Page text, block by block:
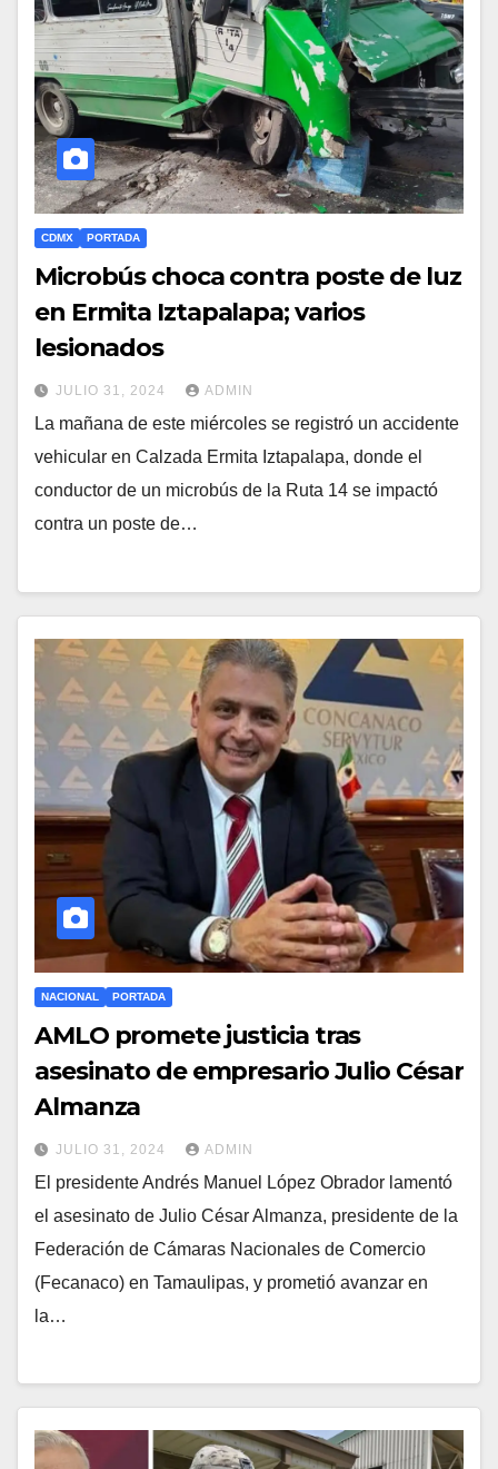
CDMX PORTADA
Microbús choca contra poste de luz
en Ermita Iztapalapa; varios
lesionados
JULIO 31, 2024 ADMIN
La mañana de este miércoles se registró un accidente
vehicular en Calzada Ermita Iztapalapa, donde el
conductor de un microbús de la Ruta 14 se impactó
contra un poste de…
NACIONAL PORTADA
AMLO promete justicia tras
asesinato de empresario Julio César
Almanza
JULIO 31, 2024 ADMIN
El presidente Andrés Manuel López Obrador lamentó
el asesinato de Julio César Almanza, presidente de la
Federación de Cámaras Nacionales de Comercio
(Fecanaco) en Tamaulipas, y prometió avanzar en
la…